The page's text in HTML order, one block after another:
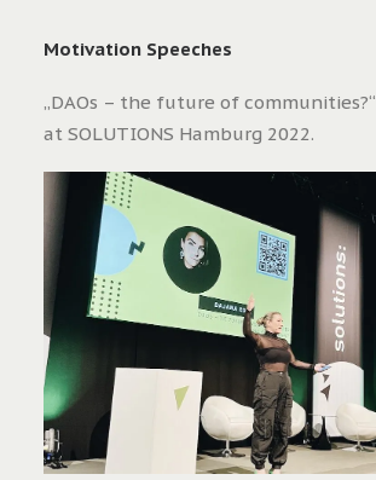
Motivation Speeches
„DAOs – the future of communities?“
at SOLUTIONS Hamburg 2022.